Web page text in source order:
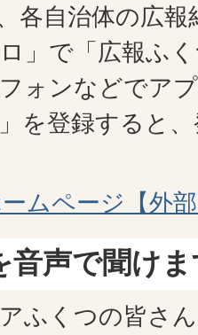
各自治体の広
」で「広報ふ
ォンなどでア
を登録すると
ムページ【外
音声で聞け
ふくつの皆さ